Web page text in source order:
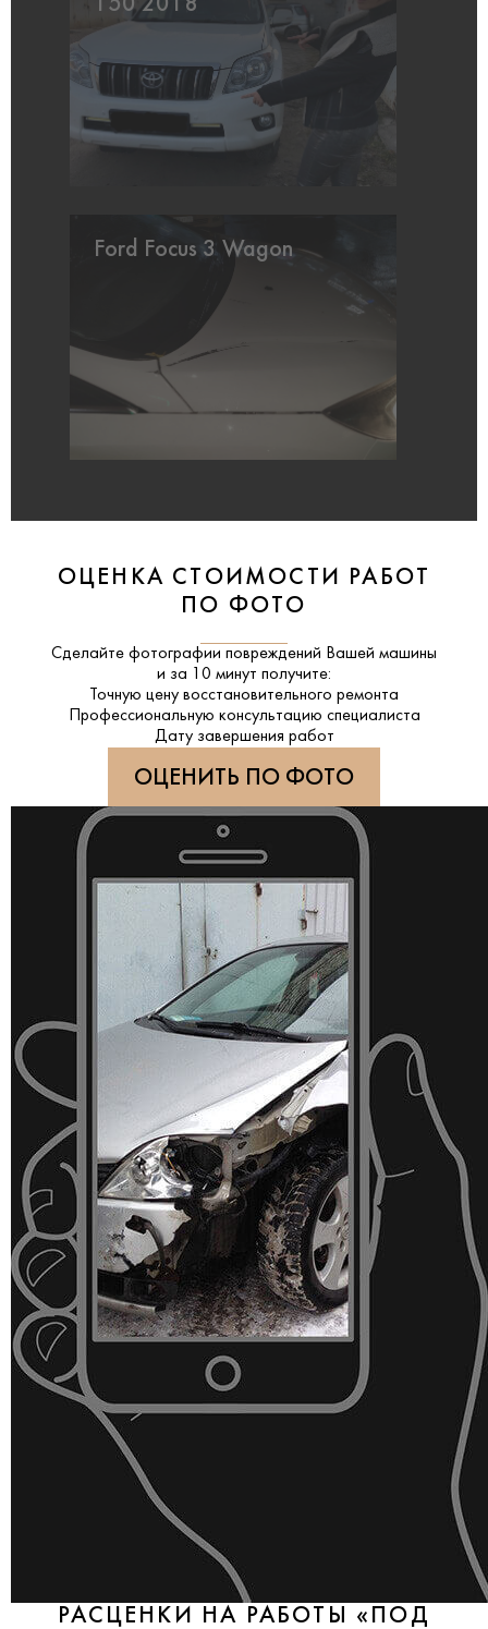
150 2018
Ford Focus 3 Wagon
ОЦЕНКА СТОИМОСТИ РАБОТ
ПО ФОТО
Сделайте фотографии повреждений Вашей машины
и за
10 минут получите:
Точную цену восстановительного ремонта
Профессиональную консультацию специалиста
Дату завершения работ
ОЦЕНИТЬ ПО ФОТО
РАСЦЕНКИ НА РАБОТЫ «ПОД